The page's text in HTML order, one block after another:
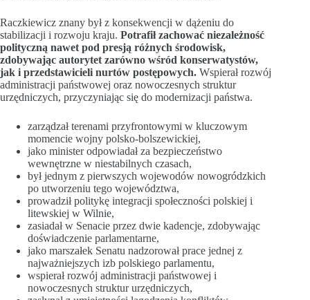
Raczkiewicz znany był z konsekwencji w dążeniu do
stabilizacji i rozwoju kraju. Potrafił zachować niezależność
polityczną nawet pod presją różnych środowisk,
zdobywając autorytet zarówno wśród konserwatystów,
jak i przedstawicieli nurtów postępowych. Wspierał rozwój
administracji państwowej oraz nowoczesnych struktur
urzędniczych, przyczyniając się do modernizacji państwa.
zarządzał terenami przyfrontowymi w kluczowym
momencie wojny polsko-bolszewickiej,
jako minister odpowiadał za bezpieczeństwo
wewnętrzne w niestabilnych czasach,
był jednym z pierwszych wojewodów nowogródzkich
po utworzeniu tego województwa,
prowadził politykę integracji społeczności polskiej i
litewskiej w Wilnie,
zasiadał w Senacie przez dwie kadencje, zdobywając
doświadczenie parlamentarne,
jako marszałek Senatu nadzorował prace jednej z
najważniejszych izb polskiego parlamentu,
wspierał rozwój administracji państwowej i
nowoczesnych struktur urzędniczych,